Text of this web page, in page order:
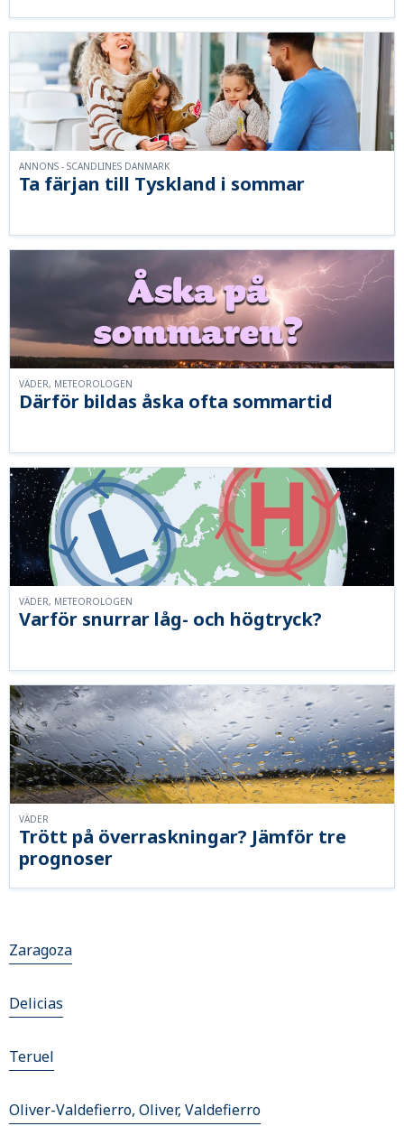
Ta färjan till Tyskland i sommar
ANNONS - SCANDLINES DANMARK
Därför bildas åska ofta sommartid
VÄDER, METEOROLOGEN
Varför snurrar låg- och högtryck?
VÄDER, METEOROLOGEN
Trött på överraskningar? Jämför tre
prognoser
VÄDER
Zaragoza
Delicias
Teruel
Oliver-Valdefierro, Oliver, Valdefierro